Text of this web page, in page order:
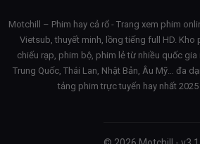
Motchill – Phim hay cả rổ - Trang xem phim
Vietsub, thuyết minh, lồng tiếng full HD. Kho
chiếu rạp, phim bộ, phim lẻ từ nhiều quốc gia
Trung Quốc, Thái Lan, Nhật Bản, Âu Mỹ… đa
tảng phim trực tuyến hay nhất